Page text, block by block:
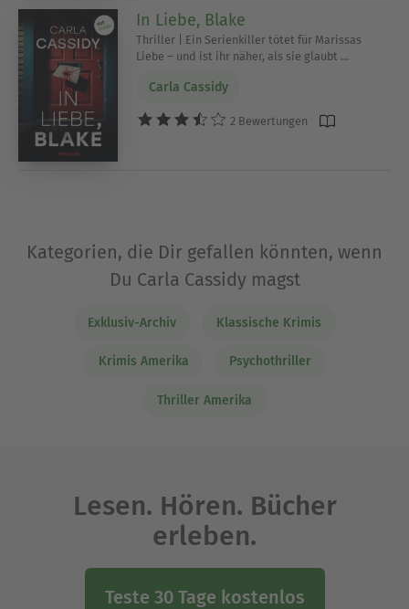
In Liebe, Blake
Thriller | Ein Serienkiller tötet für Marissas
Liebe – und ist ihr näher, als sie glaubt …
Carla Cassidy
2 Bewertungen
Kategorien, die Dir gefallen könnten, wenn
Du Carla Cassidy magst
Exklusiv-Archiv Klassische Krimis
Krimis Amerika Psychothriller
Thriller Amerika
Lesen. Hören. Bücher
erleben.
Teste 30 Tage kostenlos